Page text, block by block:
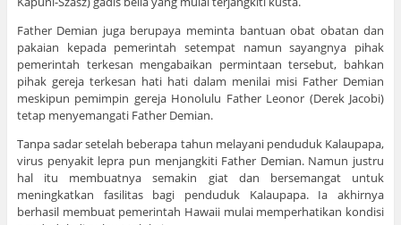
Father Demian juga berupaya meminta bantuan obat obatan dan
pakaian kepada pemerintah setempat namun sayangnya pihak
pemerintah terkesan mengabaikan permintaan tersebut, bahkan
pihak gereja terkesan hati hati dalam menilai misi Father Demian
meskipun pemimpin gereja Honolulu Father Leonor (Derek Jacobi)
tetap menyemangati Father Demian.
Tanpa sadar setelah beberapa tahun melayani penduduk Kalaupapa,
virus penyakit lepra pun menjangkiti Father Demian. Namun justru
hal itu membuatnya semakin giat dan bersemangat untuk
meningkatkan fasilitas bagi penduduk Kalaupapa. Ia akhirnya
berhasil membuat pemerintah Hawaii mulai memperhatikan kondisi